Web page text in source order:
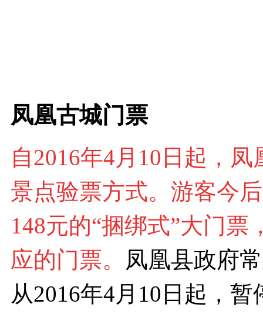
凤凰古城门票
自2016年4月10日起，
景点验票方式。游客今
148元的“捆绑式”大门
应的门票。 凤凰县政府
从2016年4月10日起，